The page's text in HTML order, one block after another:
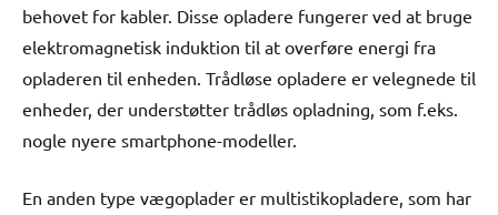
behovet for kabler. Disse opladere fungerer ved at bruge
elektromagnetisk induktion til at overføre energi fra
opladeren til enheden. Trådløse opladere er velegnede til
enheder, der understøtter trådløs opladning, som f.eks.
nogle nyere smartphone-modeller.
En anden type vægoplader er multistikopladere, som har